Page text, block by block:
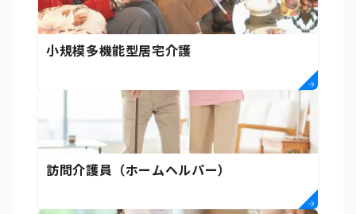
小規模多機能型居宅介護
訪問介護員（ホームヘルパー）